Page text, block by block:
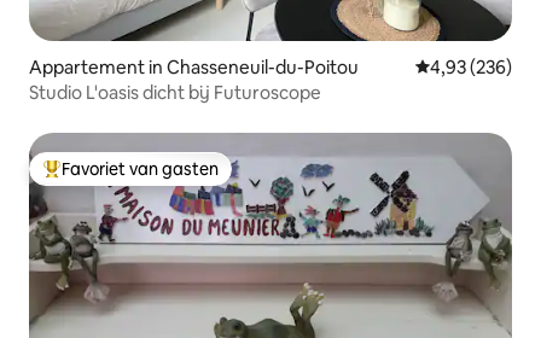
Appartement in Chasseneuil-du-Poitou Gemiddelde
4,93 (236)
Studio L'oasis dicht bij Futuroscope
Topfavoriet van gasten
Favoriet van gasten